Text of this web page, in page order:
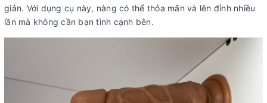
giản. Với dụng cụ này, nàng có thể thỏa mãn và lên đỉnh nhiều
lần mà không cần bạn tình cạnh bên.